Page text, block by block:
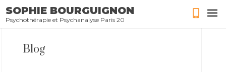
SOPHIE BOURGUIGNON
Psychothérapie et Psychanalyse Paris 20
Blog